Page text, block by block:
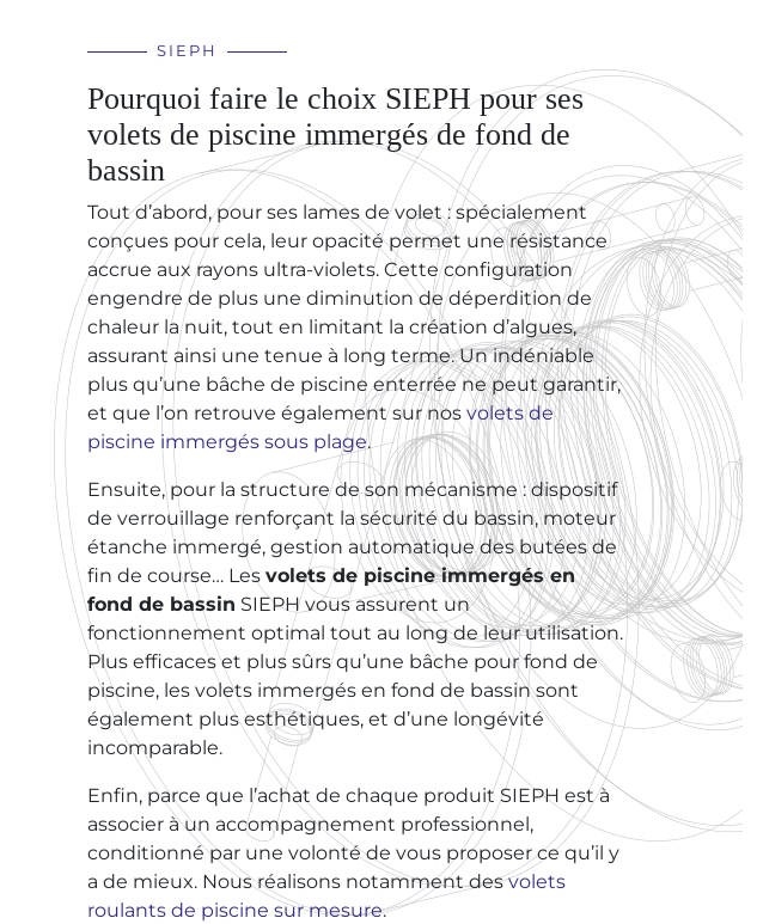
SIEPH
Pourquoi faire le choix SIEPH pour ses
volets de piscine immergés de fond de
bassin
Tout d’abord, pour ses lames de volet : spécialement
conçues pour cela, leur opacité permet une résistance
accrue aux rayons ultra-violets. Cette configuration
engendre de plus une diminution de déperdition de
chaleur la nuit, tout en limitant la création d’algues,
assurant ainsi une tenue à long terme. Un indéniable
plus qu’une bâche de piscine enterrée ne peut garantir,
et que l’on retrouve également sur nos volets de
piscine immergés sous plage.
Ensuite, pour la structure de son mécanisme : dispositif
de verrouillage renforçant la sécurité du bassin, moteur
étanche immergé, gestion automatique des butées de
fin de course… Les volets de piscine immergés en
fond de bassin SIEPH vous assurent un
fonctionnement optimal tout au long de leur utilisation.
Plus efficaces et plus sûrs qu’une bâche pour fond de
piscine, les volets immergés en fond de bassin sont
également plus esthétiques, et d’une longévité
incomparable.
Enfin, parce que l’achat de chaque produit SIEPH est à
associer à un accompagnement professionnel,
conditionné par une volonté de vous proposer ce qu’il y
a de mieux. Nous réalisons notamment desvolets
roulants de piscine sur mesure.